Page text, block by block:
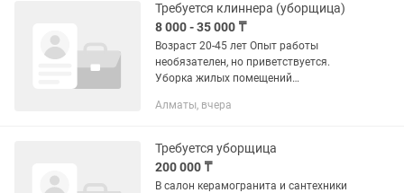
Требуется клиннера (уборщица)
8 000 - 35 000 ₸
Возраст 20-45 лет Опыт работы
необязателен, но приветствуется.
Уборка жилых помещений
день в день Офис в районе аэропорта
Алматы, вчера
Требуется уборщица
200 000 ₸
В салон керамогранита и сантехники